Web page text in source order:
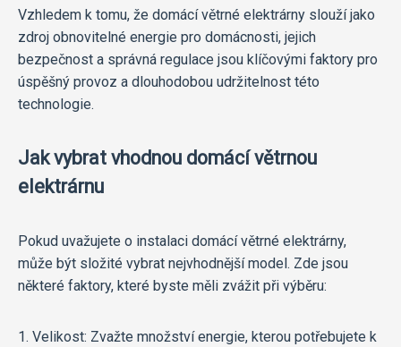
Vzhledem k tomu, že domácí větrné elektrárny slouží jako
zdroj obnovitelné energie pro domácnosti, jejich
bezpečnost a správná regulace jsou klíčovými faktory pro
úspěšný provoz a dlouhodobou udržitelnost této
technologie.
Jak vybrat vhodnou domácí větrnou
elektrárnu
Pokud uvažujete o instalaci domácí větrné elektrárny,
může být složité vybrat nejvhodnější model. Zde jsou
některé faktory, které byste měli zvážit při výběru:
1. Velikost: Zvažte množství energie, kterou potřebujete k